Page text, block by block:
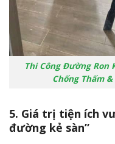
Thi Công Đường Ron
Chống Thấm
5. Giá trị tiện ích
đường kẻ sàn”